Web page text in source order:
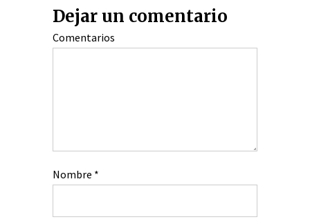
Dejar un comentario
Comentarios
Nombre *